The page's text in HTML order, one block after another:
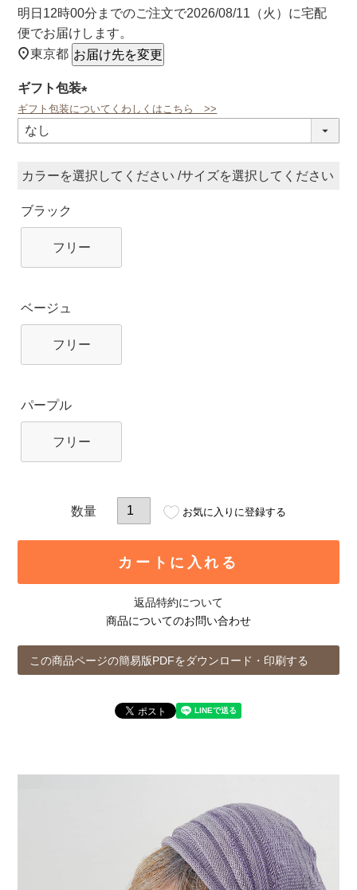
明日 12時00分 までのご注文で2026/08/11（火） に宅配
便でお届けします。
東京都 お届け先を変更
ギフト包装
(必
ギフト包装についてくわしくはこちら >>
カラー サイズ
ブラック
フリー
ベージュ
フリー
パープル
フリー
お気に入りに登録する
カートに入れる
返品特約について
商品についてのお問い合わせ
この商品ページの簡易版PDFをダウンロード・印刷する